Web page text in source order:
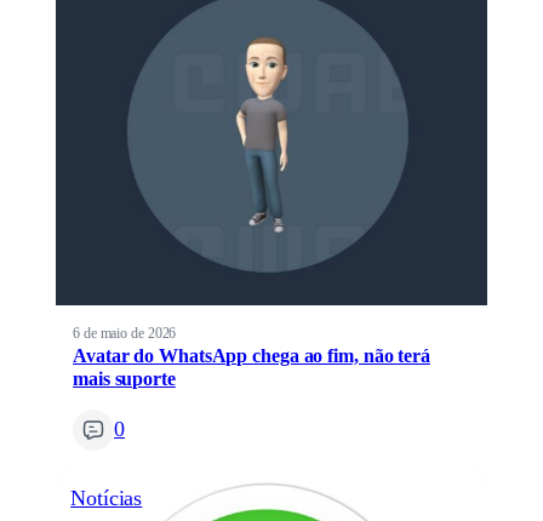
6 de maio de 2026
Avatar do WhatsApp chega ao fim, não terá
mais suporte
0
Notícias